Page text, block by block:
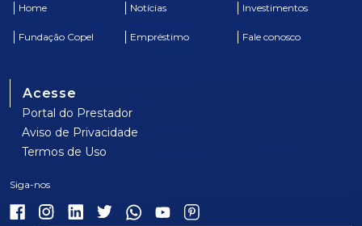
Home Notícias Investimentos
Fundação Copel Empréstimo Fale conosco
Acesse
Portal do Prestador
Aviso de Privacidade
Termos de Uso